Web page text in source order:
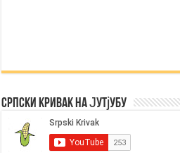
Српски Кривак на Јутјубу